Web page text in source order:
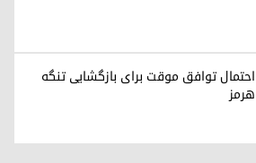
احتمال توافق موقت برای بازگشایی تنگه
هرمز